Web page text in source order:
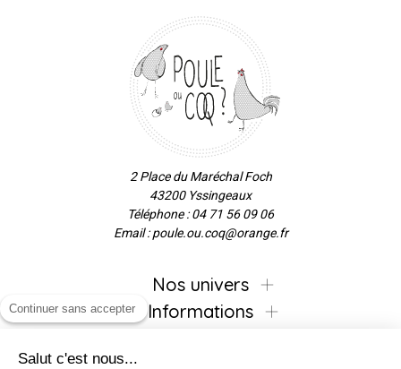
2 Place du Maréchal Foch
43200 Yssingeaux
Téléphone : 04 71 56 09 06
Email : poule.ou.coq@orange.fr
Nos univers
Informations
Continuer sans accepter
Salut c'est nous...